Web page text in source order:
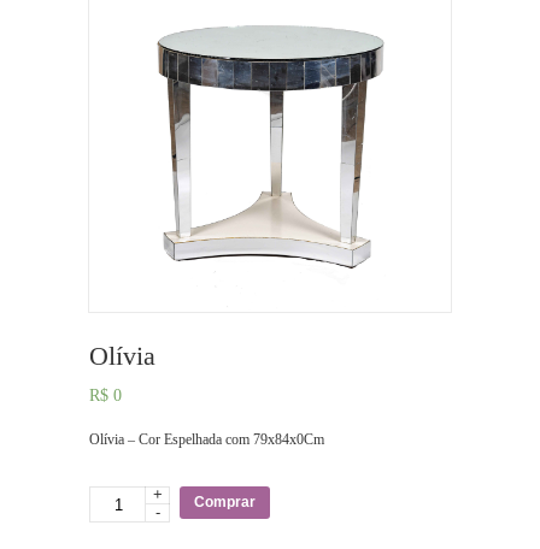
Olívia
R$ 0
Olívia – Cor Espelhada com 79x84x0Cm
Quantidade+
-
Comprar